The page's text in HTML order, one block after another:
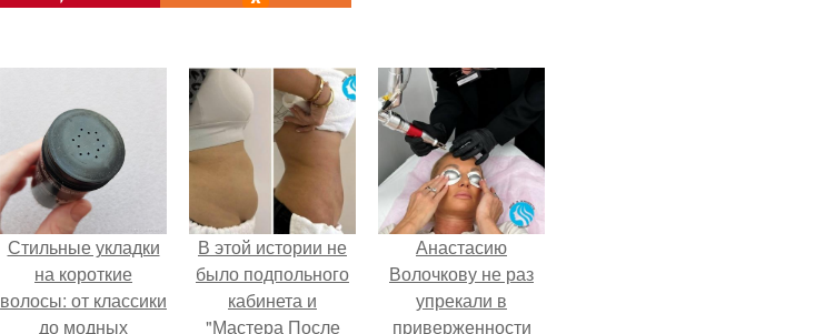
Стильные укладки
на короткие
волосы: от классики
до модных
В этой истории не
было подпольного
кабинета и
"Мастера После
Анастасию
Волочкову не раз
упрекали в
приверженности